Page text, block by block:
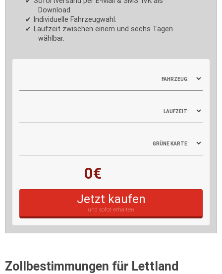
Download
Individuelle Fahrzeugwahl.
Laufzeit zwischen einem und sechs Tagen
wählbar.
FAHRZEUG:
LAUFZEIT:
GRÜNE KARTE:
0€
Jetzt kaufen
und sofot erhalten
Zollbestimmungen für Lettland